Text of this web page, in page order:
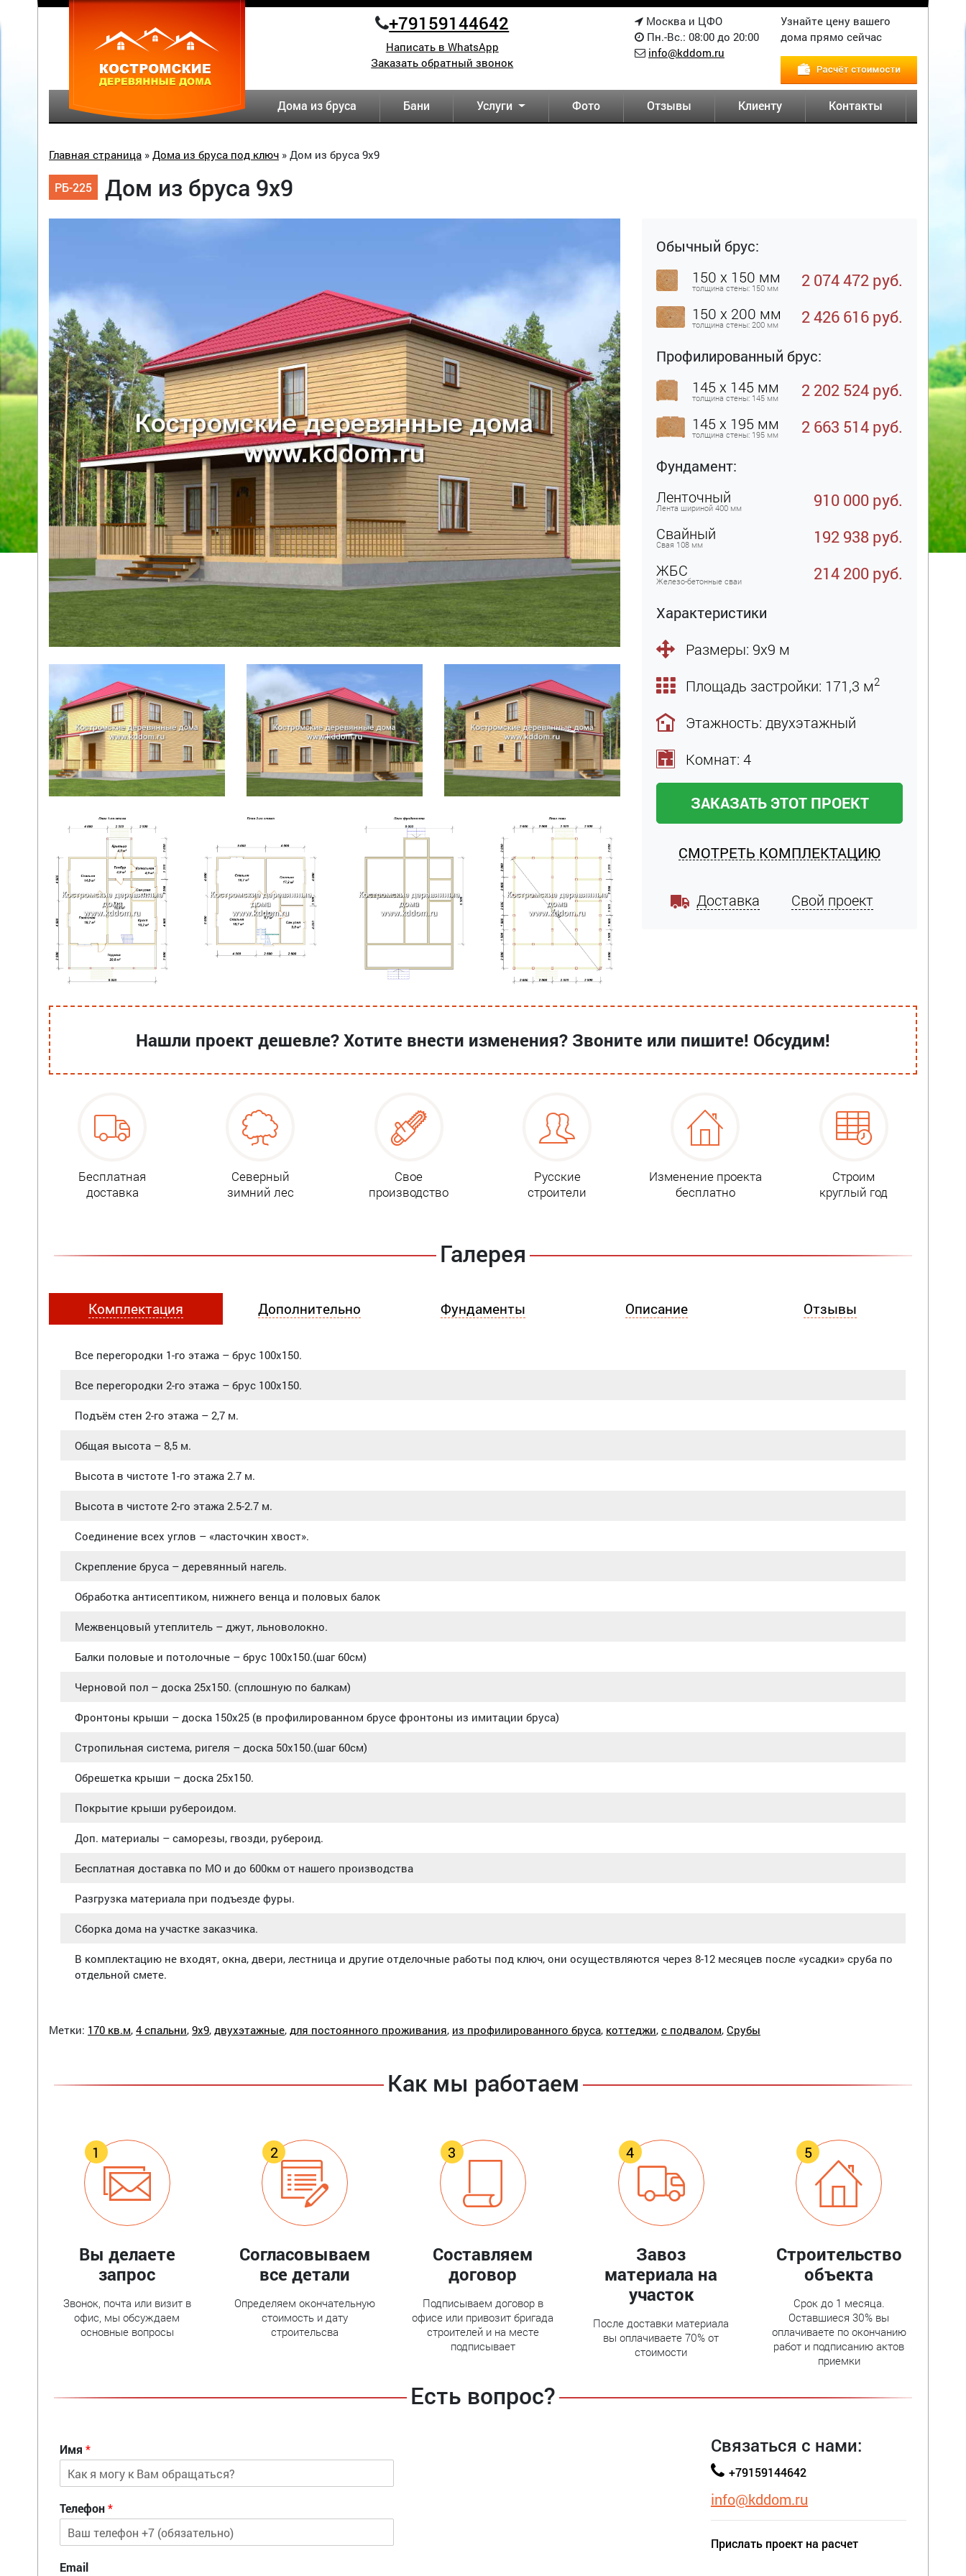
+79159144642
Написать в WhatsApp
Заказать обратный звонок
Москва и ЦФО
Пн.-Вс.: 08:00 до 20:00
info@kddom.ru
Узнайте цену вашего
дома прямо сейчас
Дома из бруса Бани Услуги Фото Отзывы Клиенту Контакты
Главная страница » Дома из бруса под ключ » Дом из бруса 9х9
РБ-225 Дом из бруса 9х9
Обычный брус:
150 x 150 мм
толщина стены: 150 мм 2 074 472 руб.
150 x 200 мм
толщина стены: 200 мм 2 426 616 руб.
Профилированный брус:
145 x 145 мм
толщина стены: 145 мм 2 202 524 руб.
145 x 195 мм
толщина стены: 195 мм 2 663 514 руб.
Фундамент:
Ленточный
Лента шириной 400 мм 910 000 руб.
Свайный
Свая 108 мм 192 938 руб.
ЖБC
Железо-бетонные сваи 214 200 руб.
Характеристики
Размеры: 9х9 м
Площадь застройки: 171,3 м2
Этажность: двухэтажный
Комнат: 4
ЗАКАЗАТЬ ЭТОТ ПРОЕКТ
СМОТРЕТЬ КОМПЛЕКТАЦИЮ
Доставка Свой проект
Нашли проект дешевле? Хотите внести изменения? Звоните или пишите! Обсудим!
Бесплатная
доставка
Северный
зимний лес
Свое
производство
Русские
строители
Изменение проекта
бесплатно
Строим
круглый год
Галерея
Комплектация Дополнительно Фундаменты Описание Отзывы
Все перегородки 1-го этажа – брус 100х150.
Все перегородки 2-го этажа – брус 100х150.
Подъём стен 2-го этажа – 2,7 м.
Общая высота – 8,5 м.
Высота в чистоте 1-го этажа 2.7 м.
Высота в чистоте 2-го этажа 2.5-2.7 м.
Соединение всех углов – «ласточкин хвост».
Скрепление бруса – деревянный нагель.
Обработка антисептиком, нижнего венца и половых балок
Межвенцовый утеплитель – джут, льноволокно.
Балки половые и потолочные – брус 100х150.(шаг 60см)
Черновой пол – доска 25х150. (сплошную по балкам)
Фронтоны крыши – доска 150х25 (в профилированном брусе фронтоны из имитации бруса)
Стропильная система, ригеля – доска 50х150.(шаг 60см)
Обрешетка крыши – доска 25х150.
Покрытие крыши рубероидом.
Доп. материалы – саморезы, гвозди, рубероид.
Бесплатная доставка по МО и до 600км от нашего производства
Разгрузка материала при подъезде фуры.
Сборка дома на участке заказчика.
В комплектацию не входят, окна, двери, лестница и другие отделочные работы под ключ, они осуществляются через 8-12 месяцев после «усадки» сруба по
отдельной смете.
Метки: 170 кв.м, 4 спальни, 9х9, двухэтажные, для постоянного проживания, из профилированного бруса, коттеджи, с подвалом, Срубы
Как мы работаем
Вы делаете
запрос
Звонок, почта или визит в
офис, мы обсуждаем
основные вопросы
Согласовываем
все детали
Определяем окончательную
стоимость и дату
строительсва
Составляем
договор
Подписываем договор в
офисе или привозит бригада
строителей и на месте
подписывает
Завоз
материала на
участок
После доставки материала
вы оплачиваете 70% от
стоимости
Строительство
объекта
Срок до 1 месяца.
Оставшиеся 30% вы
оплачиваете по окончанию
работ и подписанию актов
приемки
Есть вопрос?
Имя *
Телефон*
Email
Связаться с нами:
+79159144642
info@kddom.ru
Прислать проект на расчет